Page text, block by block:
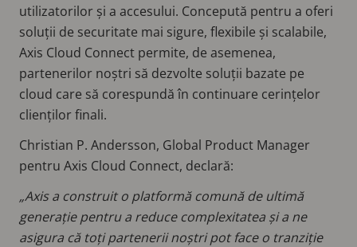
utilizatorilor și a accesului. Concepută pentru a oferi
soluții de securitate mai sigure, flexibile și scalabile,
Axis Cloud Connect permite, de asemenea,
partenerilor noștri să dezvolte soluții bazate pe
cloud care să corespundă în continuare cerințelor
clienților finali.
Christian P. Andersson, Global Product Manager
pentru Axis Cloud Connect, declară:
„Axis a construit o platformă comună de ultimă
generație pentru a reduce complexitatea și a ne
asigura că toți partenerii noștri pot face o tranziție